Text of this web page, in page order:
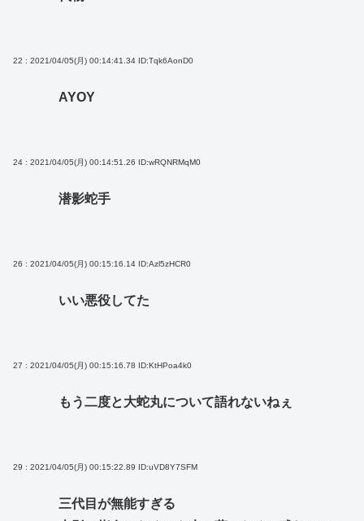
22 : 2021/04/05(月) 00:14:41.34 ID:Tqk6AonD0
AYOY
24 : 2021/04/05(月) 00:14:51.26 ID:wRQNRMqM0
潜影蛇手
26 : 2021/04/05(月) 00:15:16.14 ID:Azl5zHCR0
いい悪役してた
27 : 2021/04/05(月) 00:15:16.78 ID:KtHPoa4k0
もう二度と大蛇丸について語れないねぇ
29 : 2021/04/05(月) 00:15:22.89 ID:uVD8Y7SFM
三代目が無能すぎる